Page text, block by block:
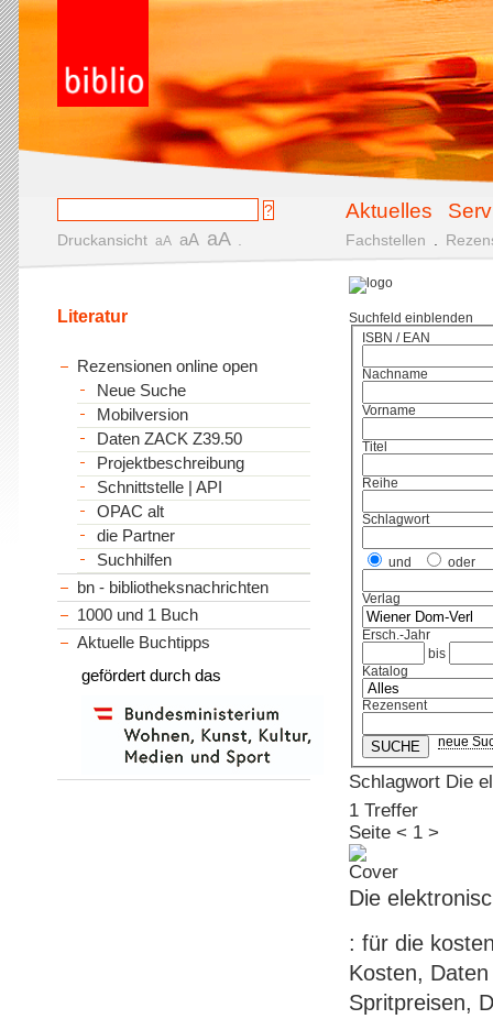
Aktuelles
Druckansicht aA aA aA Fachstellen
Suchfeld einblenden
ISBN / EAN
Nachname
Vorname
Titel
Reihe
Schlagwort
und oder
Verlag
Ersch.-Jahr
bis
Katalog
Rezensent
neue
Schlagwort
1 Treffer
Seite < 1 >
Die
: für die
Kosten,
Spritpreisen,
Literatur
Rezensionen online open
Neue Suche
Mobilversion
Daten ZACK Z39.50
Projektbeschreibung
Schnittstelle | API
OPAC alt
die Partner
Suchhilfen
bn - bibliotheksnachrichten
1000 und 1 Buch
Aktuelle Buchtipps
gefördert durch das